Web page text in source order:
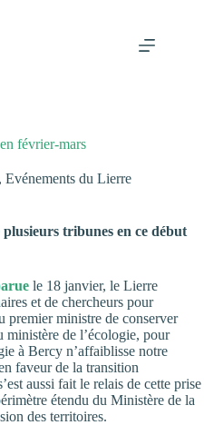
février-mars
, Evénements du Lierre
tribunes en ce début
le 18 janvier, le Lierre
et de chercheurs pour
premier ministre de conserver
ministère de l’écologie, pour
à Bercy n’affaiblisse notre
faveur de la transition
aussi fait le relais de cette prise
étendu du Ministère de la
des territoires.